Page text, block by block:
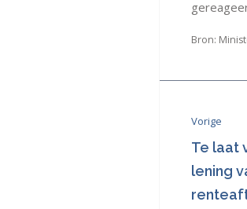
Bron:
Vorige
Te laat
lening